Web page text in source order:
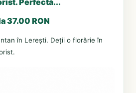
37.00 RON
în Lerești. Deții o florărie în